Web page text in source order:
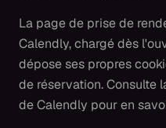
La page de prise de
Calendly, chargé dès
dépose ses propres
de réservation. Consulte
de Calendly pour en